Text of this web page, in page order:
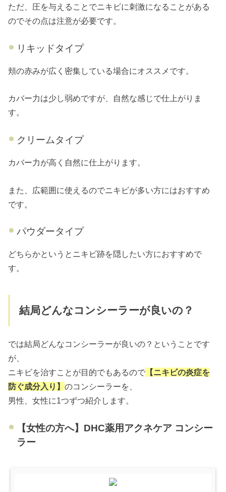
ただ、圧を与えることでニキビに刺激になることがある
のでその点は注意が必要です。
リキッドタイプ
頬の赤みが広く密集している場合にオススメです。
カバー力は少し弱めですが、自然な感じで仕上がりま
す。
クリームタイプ
カバー力が高く自然に仕上がります。
また、広範囲に使えるのでニキビが多い方にはおすすめ
です。
パウダータイプ
どちらかというとニキビ跡を隠したい方におすすめで
す。
結局どんなコンシーラーが良いの？
では結局どんなコンシーラーが良いの？ということです
が、
ニキビを治すことが目的でもあるので 【ニキビの炎症を
防ぐ成分入り】のコンシーラーを、
男性、女性に1つずつ紹介します。
【女性の方へ】DHC薬用アクネケア コンシー
ラー